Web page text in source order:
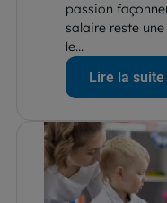
passion
salaire reste
le...
Lire la suite